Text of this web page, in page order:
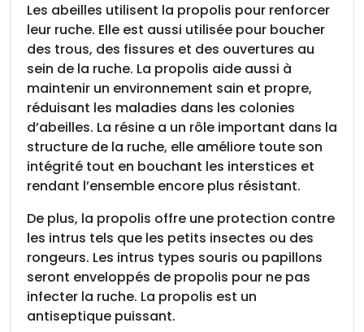
Les abeilles utilisent la propolis pour renforcer
leur ruche. Elle est aussi utilisée pour boucher
des trous, des fissures et des ouvertures au
sein de la ruche. La propolis aide aussi à
maintenir un environnement sain et propre,
réduisant les maladies dans les colonies
d’abeilles. La résine a un rôle important dans la
structure de la ruche, elle améliore toute son
intégrité tout en bouchant les interstices et
rendant l’ensemble encore plus résistant.
De plus, la propolis offre une protection contre
les intrus tels que les petits insectes ou des
rongeurs. Les intrus types souris ou papillons
seront enveloppés de propolis pour ne pas
infecter la ruche. La propolis est un
antiseptique puissant.